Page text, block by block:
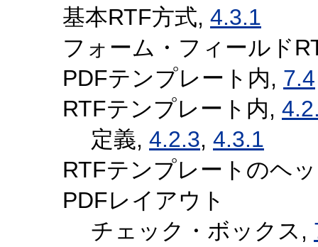
基本RTF方式, 4.3.1
フォーム・フィールド
PDFテンプレート内, 7.4
RTFテンプレート内,
定義, 4.2.3, 4.3.1
RTFテンプレートのヘ
PDFレイアウト
チェック・ボックス,